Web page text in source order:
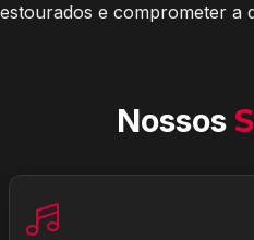
estourados e comprometer a
Nossos